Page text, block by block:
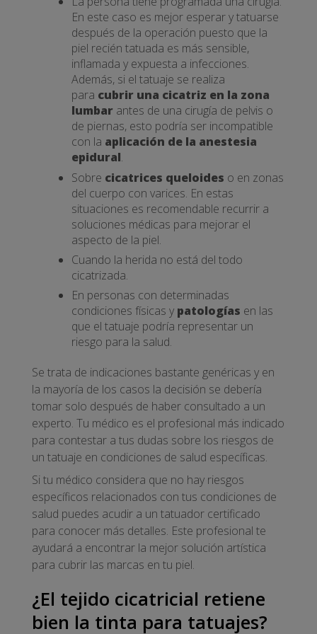
En este caso es mejor esperar y tatuarse
después de la operación puesto que la
piel recién tatuada es más sensible,
inflamada y expuesta a infecciones.
Además, si el tatuaje se realiza
para cubrir una cicatriz en la zona
lumbar antes de una cirugía de pelvis o
de piernas, esto podría ser incompatible
con la aplicación de la anestesia
epidural.
Sobre cicatrices queloides o en zonas
del cuerpo con varices. En estas
situaciones es recomendable recurrir a
soluciones médicas para mejorar el
aspecto de la piel.
Cuando la herida no está del todo
cicatrizada.
En personas con determinadas
condiciones físicas y patologías en las
que el tatuaje podría representar un
riesgo para la salud.
Se trata de indicaciones bastante genéricas y en
la mayoría de los casos la decisión se debería
tomar solo después de haber consultado a un
experto. Tu médico es el profesional más indicado
para contestar a tus dudas sobre los riesgos de
un tatuaje en condiciones de salud específicas.
Si tu médico considera que no hay riesgos
específicos relacionados con tus condiciones de
salud puedes acudir a un tatuador certificado
para conocer más detalles. Este profesional te
ayudará a encontrar la mejor solución artística
para cubrir las marcas en tu piel.
¿El tejido cicatricial retiene
bien la tinta para tatuajes?